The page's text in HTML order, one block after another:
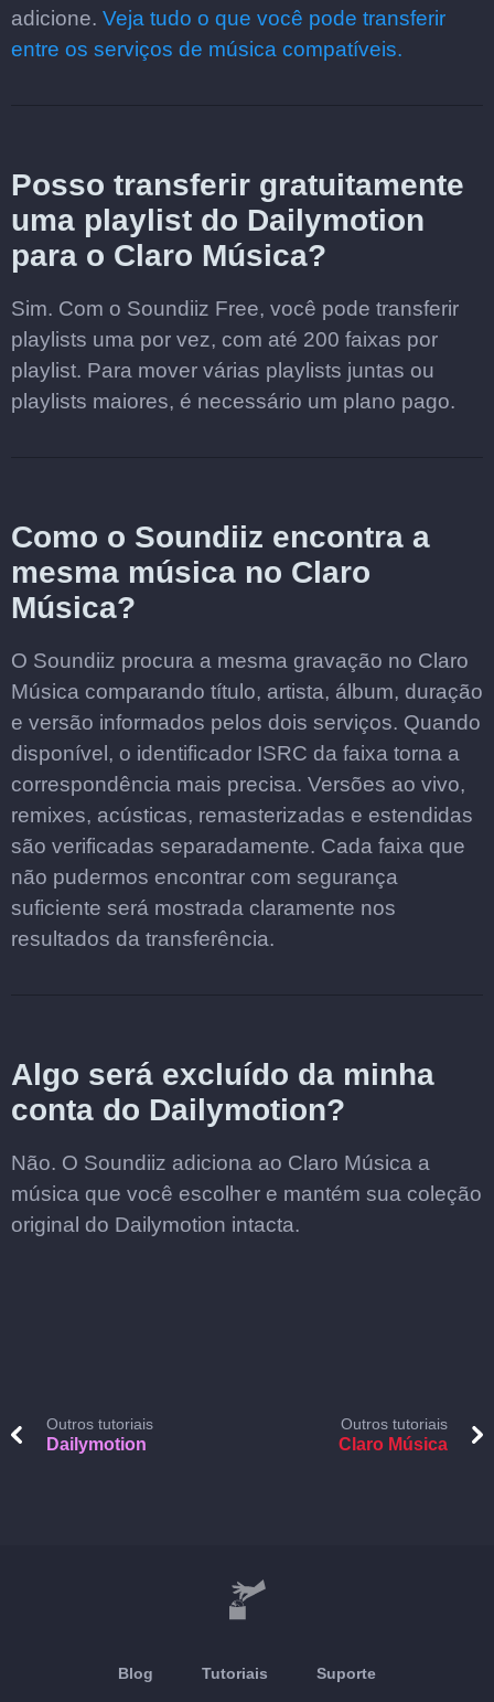
adicione. Veja tudo o que você pode transferir
entre os serviços de música compatíveis.
Posso transferir gratuitamente
uma playlist do Dailymotion
para o Claro Música?
Sim. Com o Soundiiz Free, você pode transferir
playlists uma por vez, com até 200 faixas por
playlist. Para mover várias playlists juntas ou
playlists maiores, é necessário um plano pago.
Como o Soundiiz encontra a
mesma música no Claro
Música?
O Soundiiz procura a mesma gravação no Claro
Música comparando título, artista, álbum, duração
e versão informados pelos dois serviços. Quando
disponível, o identificador ISRC da faixa torna a
correspondência mais precisa. Versões ao vivo,
remixes, acústicas, remasterizadas e estendidas
são verificadas separadamente. Cada faixa que
não pudermos encontrar com segurança
suficiente será mostrada claramente nos
resultados da transferência.
Algo será excluído da minha
conta do Dailymotion?
Não. O Soundiiz adiciona ao Claro Música a
música que você escolher e mantém sua coleção
original do Dailymotion intacta.
Outros tutoriais
Dailymotion
Outros tutoriais
Claro Música
Blog Tutoriais Suporte